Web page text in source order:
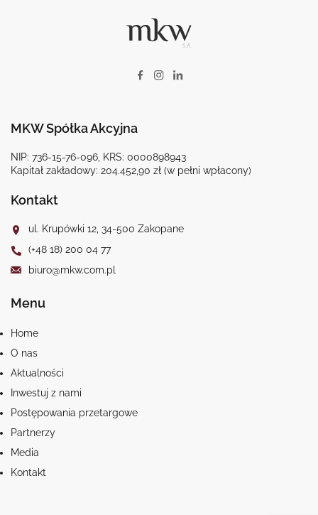
MKW Spółka Akcyjna
NIP: 736-15-76-096, KRS: 0000898943
Kapitał zakładowy: 204.452,90 zł (w pełni wpłacony)
Kontakt
ul. Krupówki 12, 34-500 Zakopane
(+48 18) 200 04 77
biuro@mkw.com.pl
Menu
Home
O nas
Aktualności
Inwestuj z nami
Postępowania przetargowe
Partnerzy
Media
Kontakt